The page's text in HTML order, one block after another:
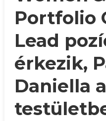
Portfolio
Lead
érkezik,
Daniella